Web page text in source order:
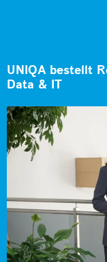
UNIQA bestellt
Data & IT